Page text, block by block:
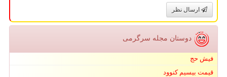
ارسال نظر
دوستان مجله سرگرمی
فیش حج
قیمت بیسیم کنوود